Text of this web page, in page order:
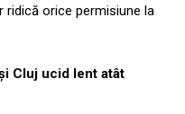
ridică orice permisiune la
Cluj ucid lent atât